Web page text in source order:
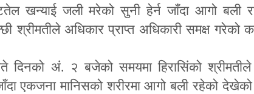
खन्याई जली मरेको सुनी हेर्न जाँदा आगो बली
श्रीमतीले अधिकार प्राप्त अधिकारी समक्ष गरेको
अं. २ बजेको समयमा हिरासिंको
एकजना मानिसको शरीरमा आगो बली रहेको